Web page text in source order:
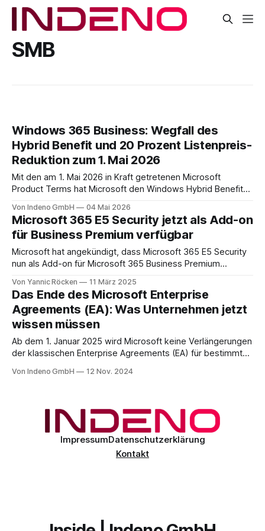
SMB
Windows 365 Business: Wegfall des
Hybrid Benefit und 20 Prozent Listenpreis-
Reduktion zum 1. Mai 2026
Mit den am 1. Mai 2026 in Kraft getretenen Microsoft
Product Terms hat Microsoft den Windows Hybrid Benefit
Änderungsprotokoll steht das so kurz wie möglich:
"Removed terms for W365 with Windows Hybrid Benefit as
that product has reached end of life"
Von Indeno GmbH 04 Mai 2026
Microsoft 365 E5 Security jetzt als Add-on
für Business Premium verfügbar
Microsoft hat angekündigt, dass Microsoft 365 E5 Security
nun als Add-on für Microsoft 365 Business Premium
Sicherheitsfunktionen in den SMB-Bereich und hilft kleinen
und mittelständischen Unternehmen (SMBs), sich besser
gegen Cyberbedrohungen zu schützen. Warum ist das
wichtig? Die Bedrohungslage für SMBs entwickelt
Von Yannic Röcken 11 März 2025
Das Ende des Microsoft Enterprise
Agreements (EA): Was Unternehmen jetzt
wissen müssen
Ab dem 1. Januar 2025 wird Microsoft keine Verlängerungen
der klassischen Enterprise Agreements (EA) für bestimmte
zunächst Unternehmen mit weniger als 3.000 Mitarbeitern
EA-Basis bleiben bis Ende
Von Indeno GmbH 12 Nov. 2024
ImpressumDatenschutzerklärung
Kontakt